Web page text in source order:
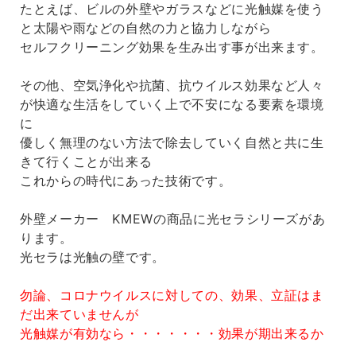
たとえば、ビルの外壁やガラスなどに光触媒を使う
と太陽や雨などの自然の力と協力しながら
セルフクリーニング効果を生み出す事が出来ます。
その他、空気浄化や抗菌、抗ウイルス効果など人々
が快適な生活をしていく上で不安になる要素を環境
に
優しく無理のない方法で除去していく自然と共に生
きて行くことが出来る
これからの時代にあった技術です。
外壁メーカー KMEWの商品に光セラシリーズがあ
ります。
光セラは光触の壁です。
勿論、コロナウイルスに対しての、効果、立証はま
だ出来ていませんが
光触媒が有効なら・・・・・・・効果が期出来るか